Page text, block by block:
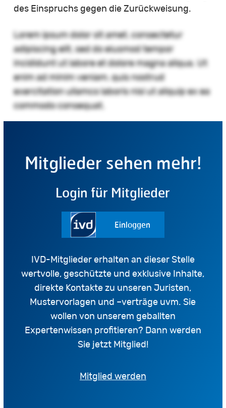
des Einspruchs gegen die Zurückweisung.
Lorem ipsum dolor sit amet, consectetur
adipiscing elit, sed do eiusmod tempor
incididunt ut labore et dolore magna aliqua. Ut
enim ad minim veniam, quis nostrud
exercitation ullamco laboris nisi ut aliquip ex ea
commodo consequat.
Mitglieder sehen mehr!
Login für Mitglieder
Einloggen
IVD-Mitglieder erhalten an dieser Stelle
wertvolle, geschützte und exklusive Inhalte,
direkte Kontakte zu unseren Juristen,
Mustervorlagen und –verträge uvm. Sie
wollen von unserem geballten
Expertenwissen profitieren? Dann werden
Sie jetzt Mitglied!
Mitglied werden